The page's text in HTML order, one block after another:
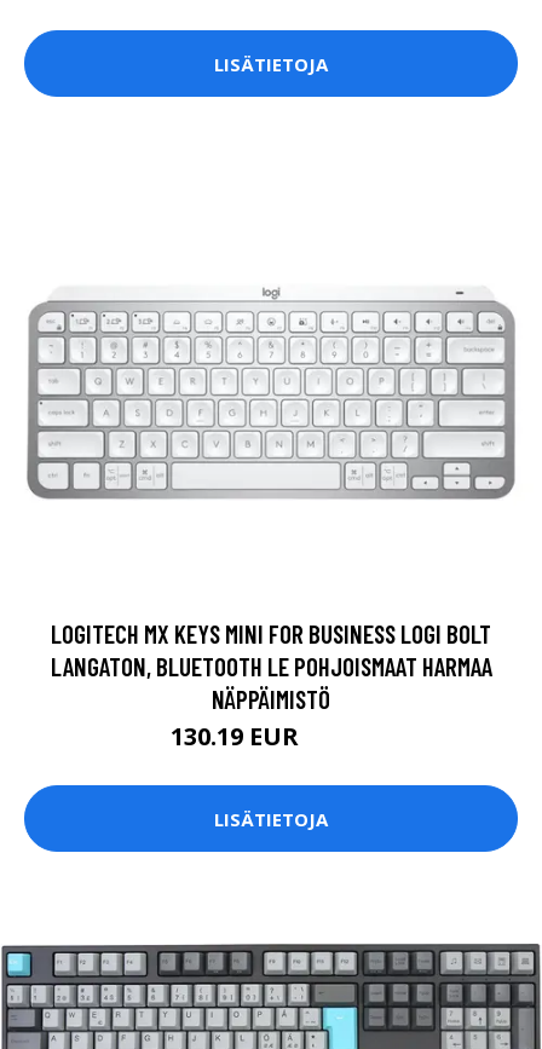
LISÄTIETOJA
LOGITECH MX KEYS MINI FOR BUSINESS LOGI BOLT
LANGATON, BLUETOOTH LE POHJOISMAAT HARMAA
NÄPPÄIMISTÖ
130.19 EUR
LISÄTIETOJA